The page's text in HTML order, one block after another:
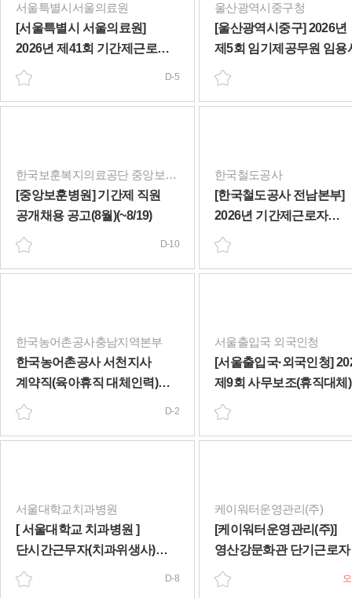
서울특별시서울의료원
[서울특별시 서울의료원]
2026년 제41회 기간제근로자
모집 공고(조리원)(~8/14)
D-5
울산광역시중구청
[울산광역시중구] 2026년
제5회 임기제공무원 임용
시행계획 재공고(~8/18)
한국보훈복지의료공단 중앙보훈병원
[중앙보훈병원] 기간제 직원
공개채용 공고(8월)(~8/19)
D-10
한국철도공사
[한국철도공사 전남본부]
2026년 기간제근로자
(보건관리원_휴직대체인
채용공고(~8/20)
한국농어촌공사충남지역본부
한국농어촌공사 서천지사
계약직(육아휴직 대체인력)
일반공개경쟁 채용 공고(~8/11)
D-2
서울출입국 외국인청
[서울출입국·외국인청]
제9회 사무보조(휴직대체)
장애인제한경쟁 채용공고
(~8/12)
서울대학교치과병원
[ 서울대학교 치과병원 ]
단시간근무자(치과위생사)
채용 공고(~8/17)
D-8
케이워터운영관리(주)
[케이워터운영관리(주)]
영산강문화관 단기근로
공고(학예행정/휴직/6개
(~8/9)